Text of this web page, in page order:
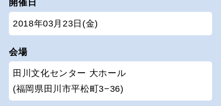
開催日
2018年03月23日(金)
会場
田川文化センター 大ホール
(福岡県田川市平松町3−36)